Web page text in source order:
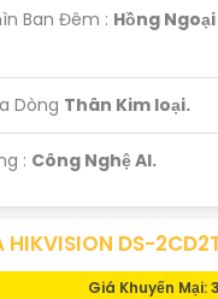
Ban Đêm : Hồng
Dòng Thân Kim loại.
: Công Nghệ AI.
HIKVISION DS-
Giá Khuyến Mại: